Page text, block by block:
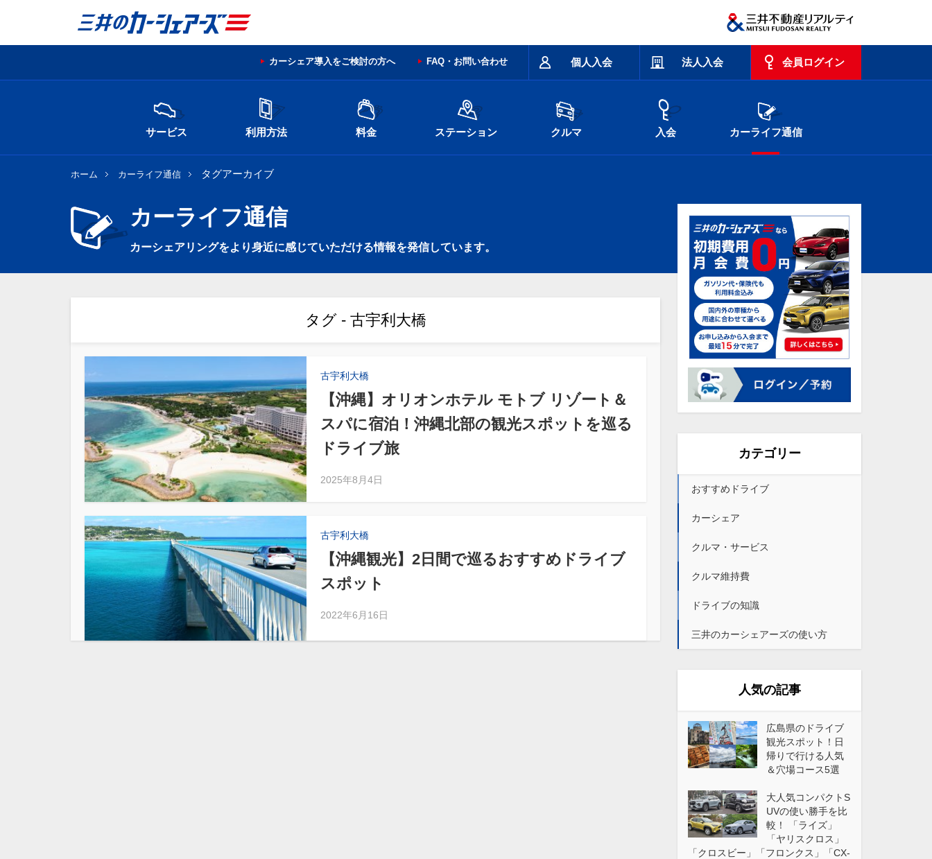
個人入会 法人入会 会員ログイン
カーシェア導入をご検討の方へ FAQ・お問い合わせ
サービス 利用方法 料金 ステーション クルマ 入会 カーライフ通信
ホーム カーライフ通信 タグアーカイブ
カーライフ通信
カーシェアリングをより身近に感じていただける情報を発信しています。
タグ - 古宇利大橋
古宇利大橋
【沖縄】オリオンホテル モトブ リゾート＆
スパに宿泊！沖縄北部の観光スポットを巡る
ドライブ旅
2025年8月4日
古宇利大橋
【沖縄観光】2日間で巡るおすすめドライブ
スポット
2022年6月16日
カテゴリー
おすすめドライブ
カーシェア
クルマ・サービス
クルマ維持費
ドライブの知識
三井のカーシェアーズの使い方
人気の記事
広島県のドライブ
観光スポット！日
帰りで行ける人気
＆穴場コース5選
大人気コンパクトS
UVの使い勝手を比
較！ 「ライズ」
「ヤリスクロス」
「クロスビー」「フロンクス」「CX-